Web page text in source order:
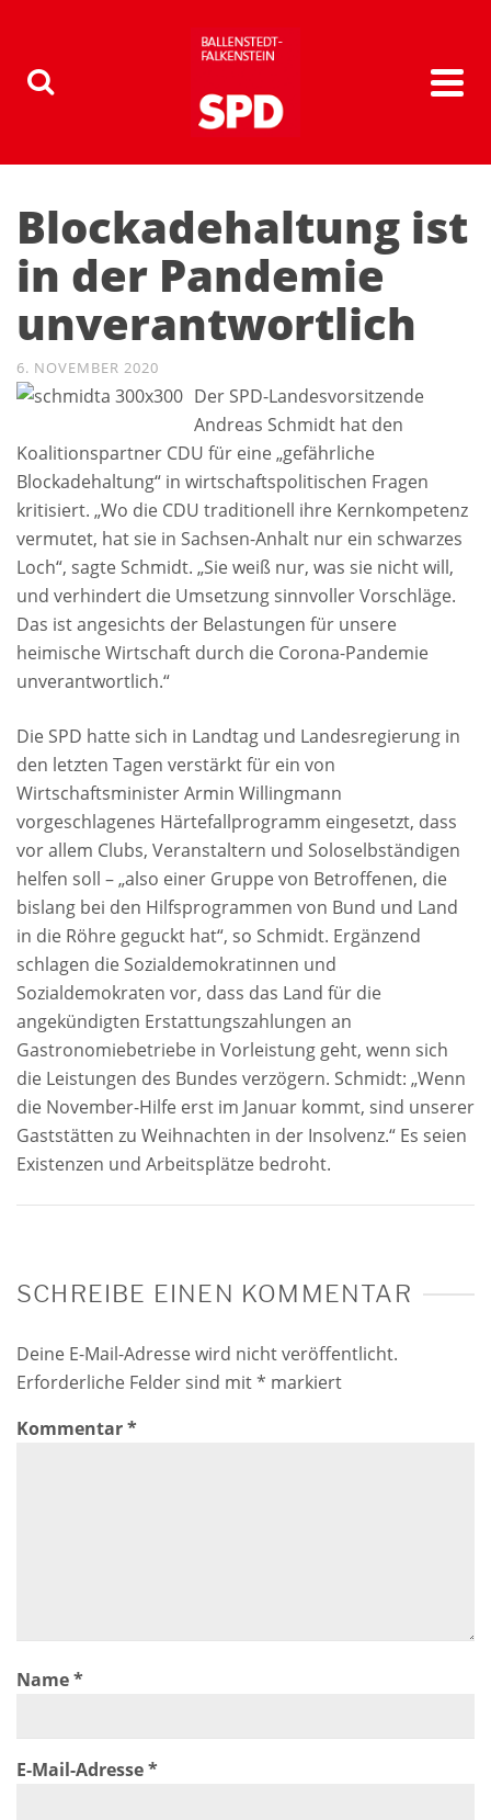
Blockadehaltung ist
in der Pandemie
unverantwortlich
6. NOVEMBER 2020
Der SPD-Landesvorsitzende
Andreas Schmidt hat den
Koalitionspartner CDU für eine „gefährliche
Blockadehaltung“ in wirtschaftspolitischen Fragen
kritisiert. „Wo die CDU traditionell ihre Kernkompetenz
vermutet, hat sie in Sachsen-Anhalt nur ein schwarzes
Loch“, sagte Schmidt. „Sie weiß nur, was sie nicht will,
und verhindert die Umsetzung sinnvoller Vorschläge.
Das ist angesichts der Belastungen für unsere
heimische Wirtschaft durch die Corona-Pandemie
unverantwortlich.“
Die SPD hatte sich in Landtag und Landesregierung in
den letzten Tagen verstärkt für ein von
Wirtschaftsminister Armin Willingmann
vorgeschlagenes Härtefallprogramm eingesetzt, dass
vor allem Clubs, Veranstaltern und Soloselbständigen
helfen soll – „also einer Gruppe von Betroffenen, die
bislang bei den Hilfsprogrammen von Bund und Land
in die Röhre geguckt hat“, so Schmidt. Ergänzend
schlagen die Sozialdemokratinnen und
Sozialdemokraten vor, dass das Land für die
angekündigten Erstattungszahlungen an
Gastronomiebetriebe in Vorleistung geht, wenn sich
die Leistungen des Bundes verzögern. Schmidt: „Wenn
die November-Hilfe erst im Januar kommt, sind unserer
Gaststätten zu Weihnachten in der Insolvenz.“ Es seien
Existenzen und Arbeitsplätze bedroht.
SCHREIBE EINEN KOMMENTAR
Deine E-Mail-Adresse wird nicht veröffentlicht.
Erforderliche Felder sind mit* markiert
Kommentar*
Name*
E-Mail-Adresse*